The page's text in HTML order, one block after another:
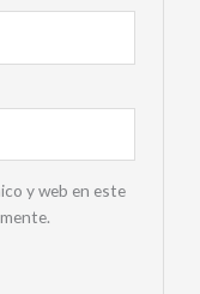
y web en este